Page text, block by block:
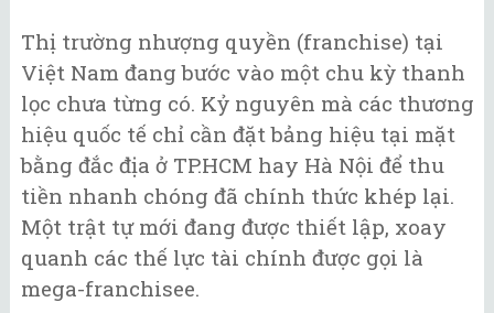
Thị trường nhượng quyền (franchise) tại
Việt Nam đang bước vào một chu kỳ thanh
lọc chưa từng có. Kỷ nguyên mà các thương
hiệu quốc tế chỉ cần đặt bảng hiệu tại mặt
bằng đắc địa ở TP.HCM hay Hà Nội để thu
tiền nhanh chóng đã chính thức khép lại.
Một trật tự mới đang được thiết lập, xoay
quanh các thế lực tài chính được gọi là
mega-franchisee.